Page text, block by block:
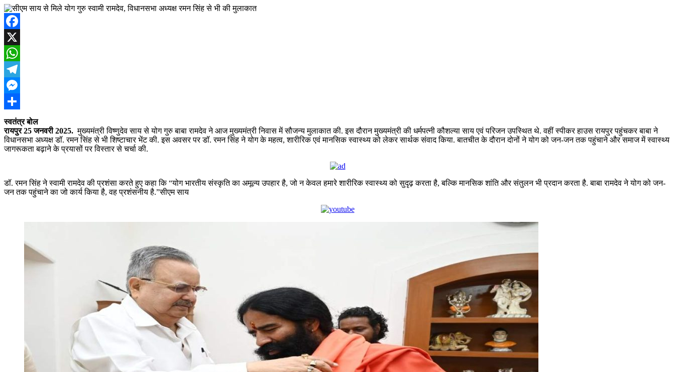
Facebook
X
WhatsApp
Telegram
Messenger
Share
स्वतंत्र बोल
रायपुर 25 जनवरी 2025. मुख्यमंत्री विष्णुदेव साय से योग गुरु बाबा रामदेव ने आज मुख्यमंत्री निवास में सौजन्य मुलाकात की. इस दौरान मुख्यमंत्री की धर्मपत्नी कौशल्या साय एवं परिजन उपस्थित थे. वहीं स्पीकर हाउस रायपुर पहुंचकर बाबा ने
विधानसभा अध्यक्ष डॉ. रमन सिंह से भी शिष्टाचार भेंट की. इस अवसर पर डॉ. रमन सिंह ने योग के महत्व, शारीरिक एवं मानसिक स्वास्थ्य को लेकर सार्थक संवाद किया. बातचीत के दौरान दोनों ने योग को जन-जन तक पहुंचाने और समाज में स्वास्थ्य
जागरूकता बढ़ाने के प्रयासों पर विस्तार से चर्चा की.
डॉ. रमन सिंह ने स्वामी रामदेव की प्रशंसा करते हुए कहा कि “योग भारतीय संस्कृति का अमूल्य उपहार है, जो न केवल हमारे शारीरिक स्वास्थ्य को सुदृढ़ करता है, बल्कि मानसिक शांति और संतुलन भी प्रदान करता है. बाबा रामदेव ने योग को जन-
जन तक पहुंचाने का जो कार्य किया है, वह प्रशंसनीय है.”सीएम साय